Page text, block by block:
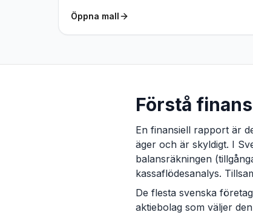
Öppna mall
Förstå
En finansiell rapport är
äger och är skyldigt. I
balansräkningen
kassaflödesanalys.
De flesta svenska
aktiebolag som väljer